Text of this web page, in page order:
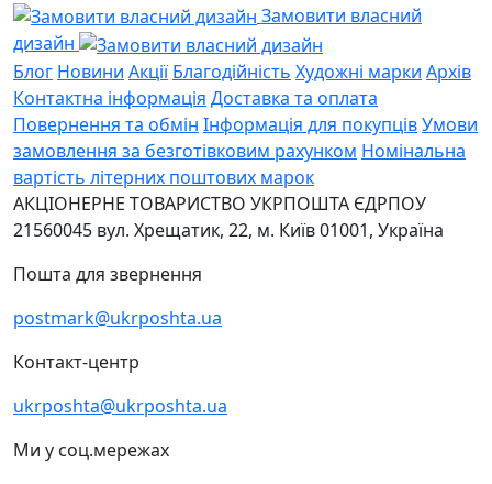
Замовити власний
дизайн
Блог Новини Акції Благодійність Художні марки Архів
Контактна інформація Доставка та оплата
Повернення та обмін Інформація для покупцівУмови
замовлення за безготівковим рахунком Номінальна
вартість літерних поштових марок
АКЦІОНЕРНЕ ТОВАРИСТВО УКРПОШТА ЄДРПОУ
21560045 вул. Хрещатик, 22, м. Київ01001, Україна
Пошта для звернення
postmark@ukrposhta.ua
Контакт-центр
ukrposhta@ukrposhta.ua
Ми у соц.мережах